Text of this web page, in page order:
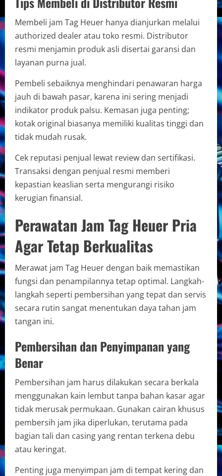
Membeli jam Tag Heuer hanya dianjurkan melalui
authorized dealer atau toko resmi. Distributor
resmi menjamin produk asli disertai garansi dan
layanan purna jual.
Pembeli sebaiknya menghindari penawaran harga
jauh di bawah pasar, karena ini sering menjadi
indikator produk palsu. Kemasan juga penting;
kotak original biasanya memiliki kualitas tinggi dan
tidak mudah rusak.
Cek reputasi penjual lewat review dan sertifikasi.
Transaksi dengan penjual resmi memberi
kepastian keaslian serta mengurangi risiko
kerugian finansial.
Perawatan Jam Tag Heuer Pria
Agar Tetap Berkualitas
Merawat jam Tag Heuer dengan baik memastikan
fungsi dan penampilannya tetap optimal. Langkah-
langkah seperti pembersihan yang tepat dan servis
secara rutin sangat menentukan daya tahan jam
tangan ini.
Pembersihan dan Penyimpanan yang
Benar
Pembersihan jam harus dilakukan secara berkala
menggunakan kain lembut tanpa bahan kasar agar
tidak merusak permukaan. Gunakan cairan khusus
pembersih jam jika diperlukan, terutama pada
bagian tali dan casing yang rentan terkena debu
atau keringat.
Penting juga menyimpan jam di tempat kering dan